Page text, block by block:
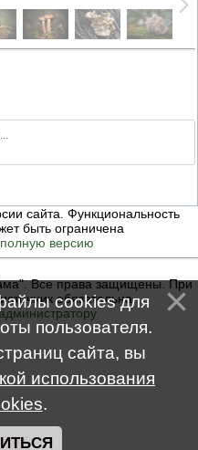
сайта. Функциональность
быть ограничена
версию
Все права защищены. При
обязательна
cookies для
пользователя.
сайта, вы
использования
.